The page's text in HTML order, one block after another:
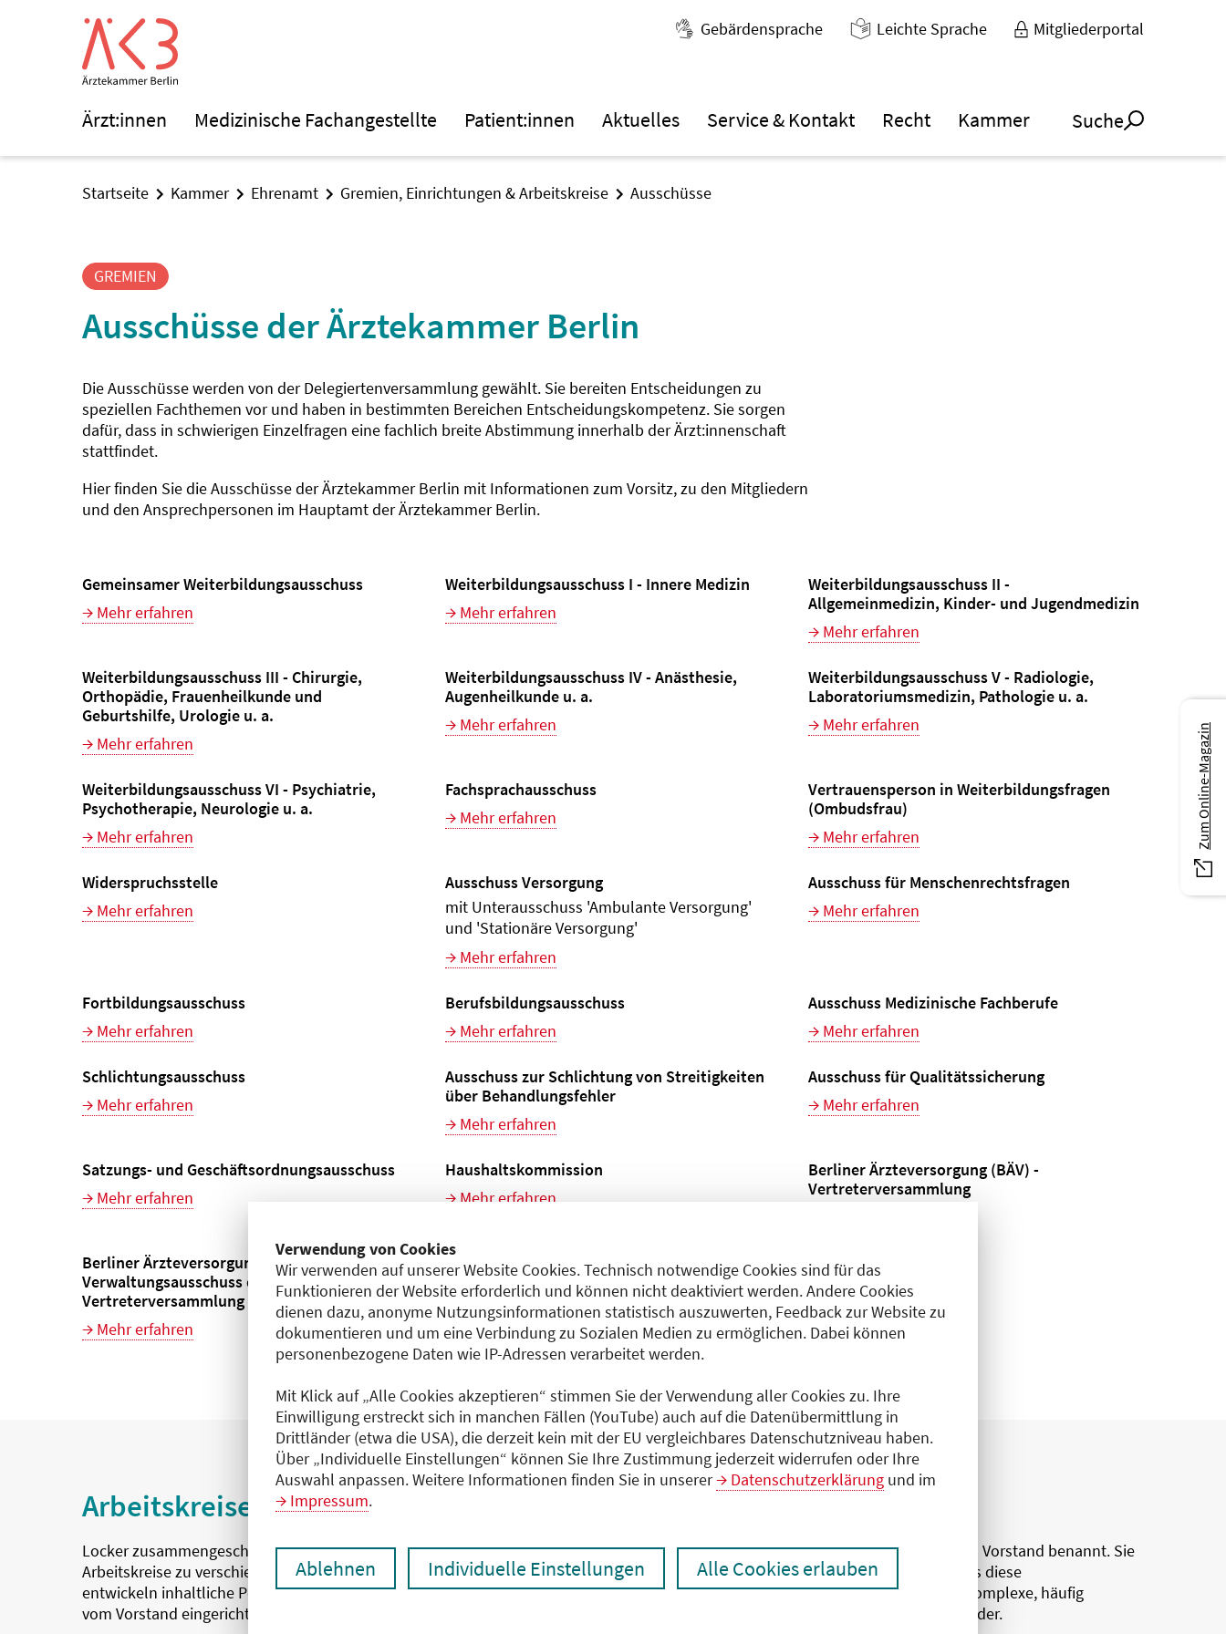
Verwendung von Cookies
Wir verwenden auf unserer Website Cookies. Technisch notwendige Cookies sind für das
Funktionieren der Website erforderlich und können nicht deaktiviert werden. Andere Cookies
dienen dazu, anonyme Nutzungsinformationen statistisch auszuwerten, Feedback zur Website zu
dokumentieren und um eine Verbindung zu Sozialen Medien zu ermöglichen. Dabei können
personenbezogene Daten wie IP-Adressen verarbeitet werden.
Mit Klick auf „Alle Cookies akzeptieren“ stimmen Sie der Verwendung aller Cookies zu. Ihre
Einwilligung erstreckt sich in manchen Fällen (YouTube) auch auf die Datenübermittlung in
Drittländer (etwa die USA), die derzeit kein mit der EU vergleichbares Datenschutzniveau haben.
Über „Individuelle Einstellungen“ können Sie Ihre Zustimmung jederzeit widerrufen oder Ihre
Auswahl anpassen. Weitere Informationen finden Sie in unserer
Datenschutzerklärung und im
Impressum.
Ablehnen Individuelle Einstellungen Alle Cookies erlauben
Gebärdensprache Leichte Sprache Mitgliederportal
Ärzt:innen Medizinische Fachangestellte Patient:innen Aktuelles Service & Kontakt Recht Kammer Suche
Startseite Kammer Ehrenamt Gremien, Einrichtungen & Arbeitskreise Ausschüsse
GREMIEN
Ausschüsse der Ärztekammer Berlin
Die Ausschüsse werden von der Delegiertenversammlung gewählt. Sie bereiten Entscheidungen zu
speziellen Fachthemen vor und haben in bestimmten Bereichen Entscheidungskompetenz. Sie sorgen
dafür, dass in schwierigen Einzelfragen eine fachlich breite Abstimmung innerhalb der Ärzt:innenschaft
stattfindet.
Hier finden Sie die Ausschüsse der Ärztekammer Berlin mit Informationen zum Vorsitz, zu den Mitgliedern
und den Ansprechpersonen im Hauptamt der Ärztekammer Berlin.
Gemeinsamer Weiterbildungsausschuss
Mehr erfahren
Weiterbildungsausschuss I - Innere Medizin
Mehr erfahren
Weiterbildungsausschuss II -
Allgemeinmedizin, Kinder- und Jugendmedizin
Mehr erfahren
Weiterbildungsausschuss III - Chirurgie,
Orthopädie, Frauenheilkunde und
Geburtshilfe, Urologie u. a.
Mehr erfahren
Weiterbildungsausschuss IV - Anästhesie,
Augenheilkunde u. a.
Mehr erfahren
Weiterbildungsausschuss V - Radiologie,
Laboratoriumsmedizin, Pathologie u. a.
Mehr erfahren
Weiterbildungsausschuss VI - Psychiatrie,
Psychotherapie, Neurologie u. a.
Mehr erfahren
Fachsprachausschuss
Mehr erfahren
Vertrauensperson in Weiterbildungsfragen
(Ombudsfrau)
Mehr erfahren
Widerspruchsstelle
Mehr erfahren
Ausschuss Versorgung
mit Unterausschuss 'Ambulante Versorgung'
und 'Stationäre Versorgung'
Mehr erfahren
Ausschuss für Menschenrechtsfragen
Mehr erfahren
Fortbildungsausschuss
Mehr erfahren
Berufsbildungsausschuss
Mehr erfahren
Ausschuss Medizinische Fachberufe
Mehr erfahren
Schlichtungsausschuss
Mehr erfahren
Ausschuss zur Schlichtung von Streitigkeiten
über Behandlungsfehler
Mehr erfahren
Ausschuss für Qualitätssicherung
Mehr erfahren
Satzungs- und Geschäftsordnungsausschuss
Mehr erfahren
Haushaltskommission
Mehr erfahren
Berliner Ärzteversorgung (BÄV) -
Vertreterversammlung
Berliner Ärzteversorgung (BÄV) -
Verwaltungsausschuss der
Vertreterversammlung
Mehr erfahren
Berliner Ärzteversorgung (BÄV) -
Aufsichtsausschuss der Vertreterversammlung
Mehr erfahren
Arbeitskreise
Locker zusammengeschlossen diskutieren
Arbeitskreise zu verschiedenen Themen und
entwickeln inhaltliche Positionen. Sie werden
vom Vorstand eingerichtet.
Ärztekammer Berlin
Zur Erfüllung spezieller Aufgaben der
Beauftragte werden vom Vorstand benannt. Sie
sind Expert:innen und als diese
Ansprechpersonen für komplexe, häufig
nachgefragte Themenfelder.
Zum Online-Magazin